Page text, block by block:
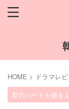
HOME > ドラマレ
君のハートを捕ま